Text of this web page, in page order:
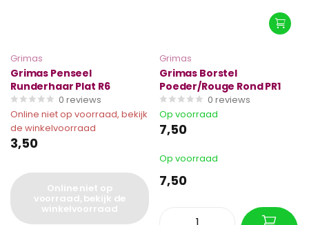
Grimas
Grimas Penseel
Runderhaar Plat R6
0 reviews
Online niet op voorraad, bekijk
de winkelvoorraad
3,50
Online niet op
voorraad, bekijk de
winkelvoorraad
Grimas
Grimas Borstel
Poeder/Rouge Rond PR1
0 reviews
Op voorraad
7,50
Op voorraad
7,50